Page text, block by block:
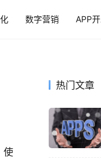
数字营销 APP
使
热门文章